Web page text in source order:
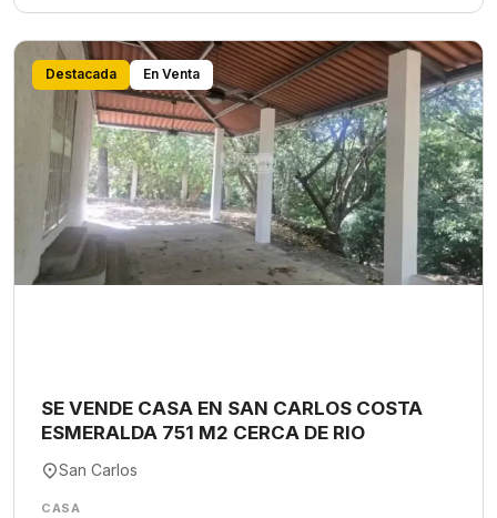
Destacada En Venta
SE VENDE CASA EN SAN CARLOS COSTA
ESMERALDA 751 M2 CERCA DE RIO
San Carlos
CASA